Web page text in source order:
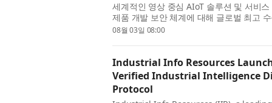
세계적인 영상 중심 AIoT 솔루션 및 서비
제품 개발 보안 체계에 대해 글로벌 최고
득했다고 밝혔다. 이번 인증을 통해 다후
08월 03일 08:00
Industrial Info Resources
Verified Industrial Intelligence
Protocol